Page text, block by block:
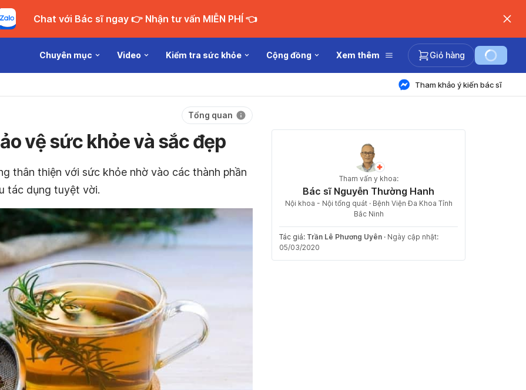
Chat với Bác sĩ ngay 👉 Nhận tư vấn MIỄN PHÍ 👈
Chuyên mục Video Kiểm tra sức khỏe Cộng đồng Xem thêm Giỏ hàng
Tham khảo ý kiến bác sĩ
Tổng quan
vệ sức khỏe và sắc đẹp
thân thiện với sức khỏe nhờ vào các thành phần
tác dụng tuyệt vời.
Tham vấn y khoa:
Bác sĩ Nguyễn Thường Hanh
Nội khoa - Nội tổng quát · Bệnh Viện Đa Khoa Tỉnh
Bắc Ninh
Tác giả: Trần Lê Phương Uyên · Ngày cập nhật:
05/03/2020